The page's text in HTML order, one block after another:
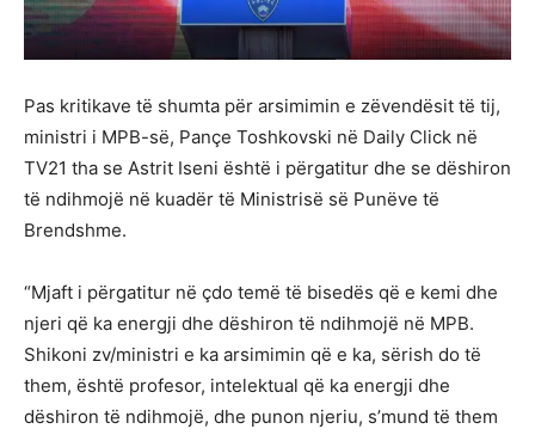
Pas kritikave të shumta për arsimimin e zëvendësit të tij,
ministri i MPB-së, Pançe Toshkovski në Daily Click në
TV21 tha se Astrit Iseni është i përgatitur dhe se dëshiron
të ndihmojë në kuadër të Ministrisë së Punëve të
Brendshme.
“Mjaft i përgatitur në çdo temë të bisedës që e kemi dhe
njeri që ka energji dhe dëshiron të ndihmojë në MPB.
Shikoni zv/ministri e ka arsimimin që e ka, sërish do të
them, është profesor, intelektual që ka energji dhe
dëshiron të ndihmojë, dhe punon njeriu, s’mund të them